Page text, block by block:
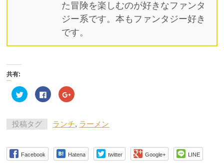
た冒険を楽しむのが好きなファンタ
ジー系です。本もファンタジー好き
です。
共有:
ク
リ
て
Twitter
有
(新
し
Facebook
で
る
に
リ
ク
ク
リ
て
Google+
有
(新
し
投稿タグ ランチ, ラーメン
Facebook Hatena twitter Google+ LINE